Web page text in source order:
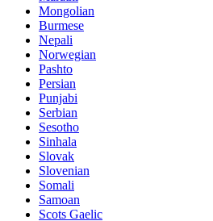
Mongolian
Burmese
Nepali
Norwegian
Pashto
Persian
Punjabi
Serbian
Sesotho
Sinhala
Slovak
Slovenian
Somali
Samoan
Scots Gaelic